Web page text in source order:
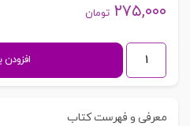
۲۷۵,۰۰۰ تومان
مباحثی
تحلیلی
حقوق
معرفی و فهرست کتاب